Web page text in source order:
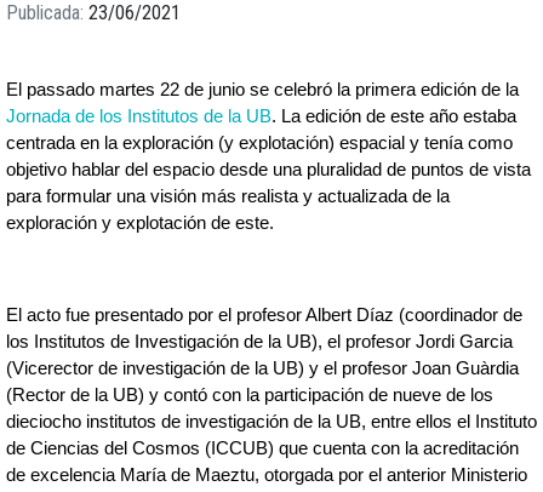
Publicada 23/06/2021
El passado martes 22 de junio se celebró la primera edición de la
Jornada de los Institutos de la UB. La edición de este año estaba
centrada en la exploración (y explotación) espacial y tenía como
objetivo hablar del espacio desde una pluralidad de puntos de vista
para formular una visión más realista y actualizada de la
exploración y explotación de este.
El acto fue presentado por el profesor Albert Díaz (coordinador de
los Institutos de Investigación de la UB), el profesor Jordi Garcia
(Vicerector de investigación de la UB) y el profesor Joan Guàrdia
(Rector de la UB) y contó con la participación de nueve de los
dieciocho institutos de investigación de la UB, entre ellos el Instituto
de Ciencias del Cosmos (ICCUB) que cuenta con la acreditación
de excelencia María de Maeztu, otorgada por el anterior Ministerio